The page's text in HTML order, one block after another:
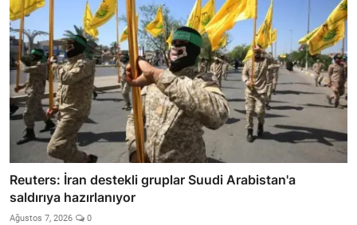
Reuters: İran destekli gruplar Suudi Arabistan'a
saldırıya hazırlanıyor
Ağustos 7, 2026 0